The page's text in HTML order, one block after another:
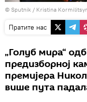
© Sputnik / Kristina
Пратите нас
„Голуб мира“
предизборној
премијера
више пута